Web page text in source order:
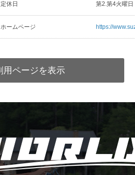
定休日 第2.第4火曜
ホームページ https://
用ページを表示